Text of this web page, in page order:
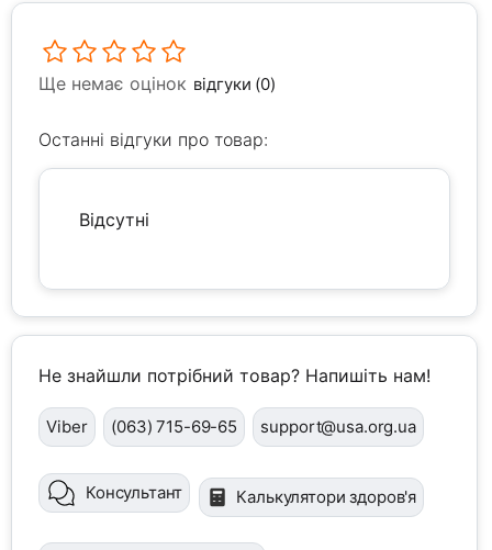
Ще немає оцінок відгуки (0)
Останні відгуки про товар:
Відсутні
Не знайшли потрібний товар? Напишіть нам!
Viber (063) 715-69-65 support@usa.org.ua
Консультант Калькулятори здоров'я